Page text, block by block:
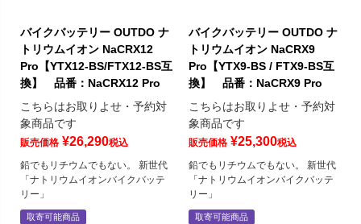
バイクバッテリー OUTDO ナ
トリウムイオン NaCRX12
Pro【YTX12-BS/FTX12-BS互
換】 品番：NaCRX12 Pro
こちらはお取りよせ・予約対
象商品です
販売価格 ¥26,290税込
鉛でもリチウムでもない。 新世代
「ナトリウムイオンバイクバッテ
リー」
取寄可能商品
バイクバッテリー OUTDO ナ
トリウムイオン NaCRX9
Pro【YTX9-BS / FTX9-BS互
換】 品番：NaCRX9 Pro
こちらはお取りよせ・予約対
象商品です
販売価格 ¥25,300税込
鉛でもリチウムでもない。 新世代
「ナトリウムイオンバイクバッテ
リー」
取寄可能商品